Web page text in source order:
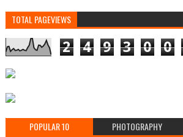
TOTAL PAGEVIEWS
2 4 9 3 0 0
POPULAR 10 PHOTOGRAPHY